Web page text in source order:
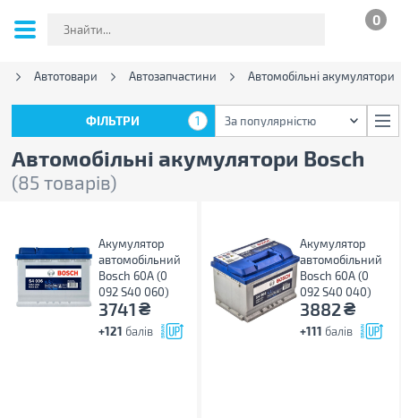
0
Автотовари Автозапчастини Автомобільні акумулятори
Автомобільні акумулятори Bosch
(85 товарів)
ФІЛЬТРИ 1 За популярністю
Акумулятор
автомобільний
Bosch 60А (0
092 S40 060)
3741₴
+121 балів
Акумулятор
автомобільний
Bosch 60А (0
092 S40 040)
3882₴
+111 балів
ФІЛЬТРИ 1 За популярністю